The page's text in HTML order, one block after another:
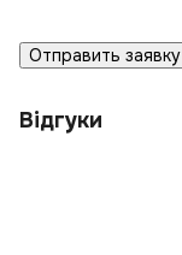
Отправить заявку
Відгуки